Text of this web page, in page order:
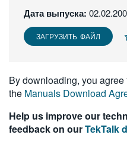
Дата выпуска:
ЗАГРУЗИТЬ ФАЙЛ
By downloading, you
the Manuals Download
Help us improve our
feedback on ourTekTalk